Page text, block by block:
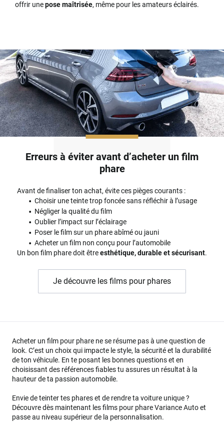
offrir unepose maîtrisée, même pour les amateurs éclairés.
Erreurs à éviter avant d’acheter un film
phare
Avant de finaliser ton achat, évite ces pièges courants :
Choisir une teinte trop foncée sans réfléchir à l’usage
Négliger la qualité du film
Oublier l’impact sur l’éclairage
Poser le film sur un phare abîmé ou jauni
Acheter un film non conçu pour l’automobile
Un bon film phare doit êtreesthétique, durable et sécurisant.
Je découvre les films pour phares
Acheter un film pour phare ne se résume pas à une question de
look. C’est un choix qui impacte le style, la sécurité et la durabilité
de ton véhicule. En te posant les bonnes questions et en
choisissant des références fiables tu assures un résultat à la
hauteur de ta passion automobile.
Envie de teinter tes phares et de rendre ta voiture unique ?
Découvre dès maintenant les films pour phare Variance Auto et
passe au niveau supérieur de la personnalisation.